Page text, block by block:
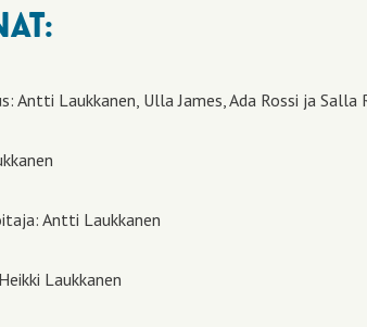
Antti Laukkanen, Ulla James, Ada Rossi ja Salla
Antti Laukkanen
Laukkanen